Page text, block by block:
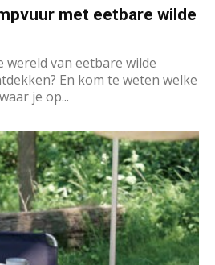
met eetbare wilde
wereld van eetbare wilde
En kom te weten welke
je op...